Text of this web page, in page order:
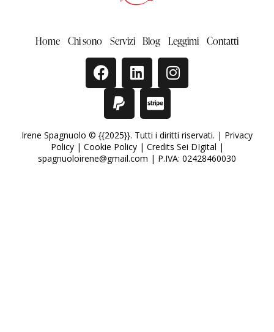
Home Chi sono Servizi Blog Leggimi Contatti
Irene Spagnuolo © {{2025}}. Tutti i diritti riservati. | Privacy
Policy| Cookie Policy| Credits Sei DIgital |
spagnuoloirene@gmail.com | P.IVA: 02428460030